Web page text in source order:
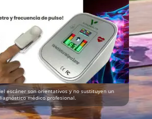
escáner son orientativos y no sustituyen un
médico profesional.